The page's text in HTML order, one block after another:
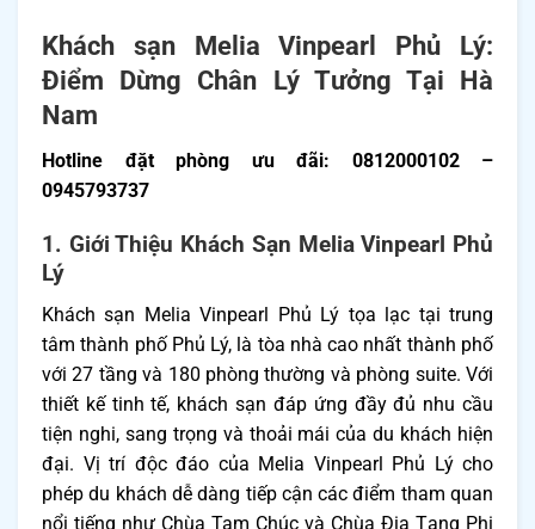
Khách sạn Melia Vinpearl Phủ Lý:
Điểm Dừng Chân Lý Tưởng Tại Hà
Nam
Hotline đặt phòng ưu đãi: 0812000102 –
0945793737
1. Giới Thiệu Khách Sạn Melia Vinpearl Phủ
Lý
Khách sạn Melia Vinpearl Phủ Lý tọa lạc tại trung
tâm thành phố Phủ Lý, là tòa nhà cao nhất thành phố
với 27 tầng và 180 phòng thường và phòng suite. Với
thiết kế tinh tế, khách sạn đáp ứng đầy đủ nhu cầu
tiện nghi, sang trọng và thoải mái của du khách hiện
đại. Vị trí độc đáo của Melia Vinpearl Phủ Lý cho
phép du khách dễ dàng tiếp cận các điểm tham quan
nổi tiếng như Chùa Tam Chúc và Chùa Địa Tạng Phi